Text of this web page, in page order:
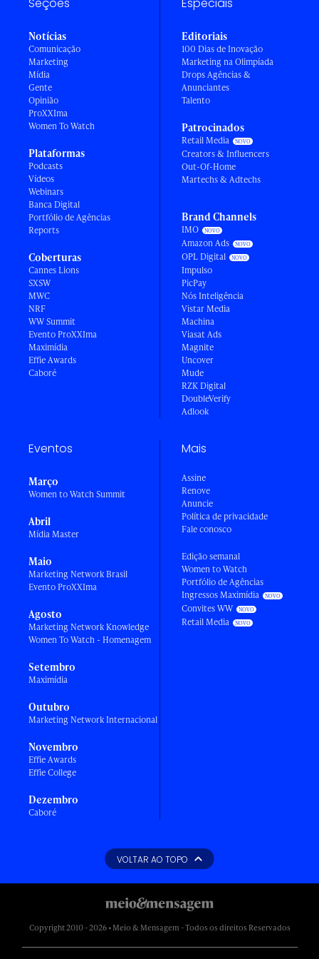
Seções
Notícias
Comunicação
Marketing
Mídia
Gente
Opinião
ProXXIma
Women To Watch
Plataformas
Podcasts
Vídeos
Webinars
Banca Digital
Portfólio de Agências
Reports
Coberturas
Cannes Lions
SXSW
MWC
NRF
WW Summit
Evento ProXXIma
Maximídia
Effie Awards
Caboré
Especiais
Editoriais
100 Dias de Inovação
Marketing na Olimpíada
Drops Agências &
Anunciantes
Talento
Patrocinados
Retail Media
Creators & Influencers
Out-Of-Home
Martechs & Adtechs
Brand Channels
IMO
Amazon Ads
OPL Digital
Impulso
PicPay
Nós Inteligência
Vistar Media
Machina
Viasat Ads
Magnite
Uncover
Mude
RZK Digital
DoubleVerify
Adlook
Eventos
Março
Women to Watch Summit
Abril
Mídia Master
Maio
Marketing Network Brasil
Evento ProXXIma
Agosto
Marketing Network Knowledge
Women To Watch - Homenagem
Setembro
Maximídia
Outubro
Marketing Network Internacional
Novembro
Effie Awards
Effie College
Dezembro
Caboré
Mais
Assine
Renove
Anuncie
Política de privacidade
Fale conosco
Edição semanal
Women to Watch
Portfólio de Agências
Ingressos Maximídia
Convites WW
Retail Media
VOLTAR AO TOPO
Copyright 2010 - 2026 • Meio & Mensagem - Todos os direitos Reservados